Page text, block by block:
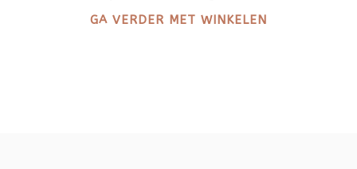
GA VERDER MET WINKELEN